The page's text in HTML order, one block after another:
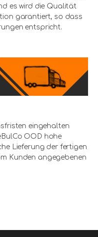
es wird die Qualität
garantiert, so dass
entspricht.
eingehalten
OOD hohe
Lieferung der fertigen
Kunden angegebenen